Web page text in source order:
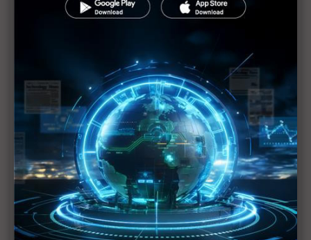
白宮監管AI力道恐減弱 州政府角色吃重
川普料邀Musk入閣 對旗下SpaceX、X平台是利是
弊？
美經貿政策若轉向 將加劇全球經濟零碎化
川普勝選衝擊AI產業？伺服器供應鏈研擬備案
半導體是成就AI的磐石 盧超群：川普放話是不懂台
灣的好
川普強勢回歸 童子賢：「新三大主義」興起